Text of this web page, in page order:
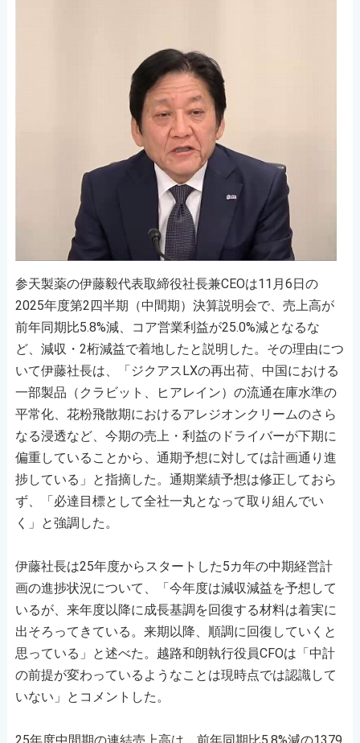
参天製薬の伊藤毅代表取締役社長兼CEOは11月6日の
2025年度第2四半期（中間期）決算説明会で、売上高が
前年同期比5.8%減、コア営業利益が25.0%減となるな
ど、減収・2桁減益で着地したと説明した。その理由につ
いて伊藤社長は、「ジクアスLXの再出荷、中国における
一部製品（クラビット、ヒアレイン）の流通在庫水準の
平常化、花粉飛散期におけるアレジオンクリームのさら
なる浸透など、今期の売上・利益のドライバーが下期に
偏重していることから、通期予想に対しては計画通り進
捗している」と指摘した。通期業績予想は修正しておら
ず、「必達目標として全社一丸となって取り組んでい
く」と強調した。
伊藤社長は25年度からスタートした5カ年の中期経営計
画の進捗状況について、「今年度は減収減益を予想して
いるが、来年度以降に成長基調を回復する材料は着実に
出そろってきている。来期以降、順調に回復していくと
思っている」と述べた。越路和朗執行役員CFOは「中計
の前提が変わっているようなことは現時点では認識して
いない」とコメントした。
25年度中間期の連結売上高は、前年同期比5.8%減の1379